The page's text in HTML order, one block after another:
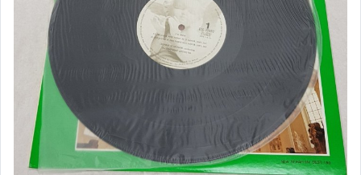
。日本美濃燒。
。日本有田燒。
。三枝惣太郎作品。
。日本進口杯盤組。
。日本額装縁起物。